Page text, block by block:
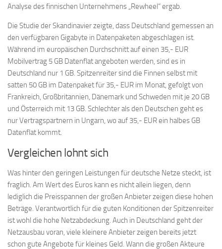
Analyse des finnischen Unternehmens „Rewheel“ ergab.
Die Studie der Skandinavier zeigte, dass Deutschland gemessen an
den verfügbaren Gigabyte in Datenpaketen abgeschlagen ist.
Während im europäischen Durchschnitt auf einen 35,- EUR
Mobilvertrag 5 GB Datenflat angeboten werden, sind es in
Deutschland nur 1 GB. Spitzenreiter sind die Finnen selbst mit
satten 50 GB im Datenpaket für 35,- EUR im Monat, gefolgt von
Frankreich, Großbritannien, Dänemark und Schweden mit je 20 GB
und Österreich mit 13 GB. Schlechter als den Deutschen geht es
nur Vertragspartnern in Ungarn, wo auf 35,- EUR ein halbes GB
Datenflat kommt.
Vergleichen lohnt sich
Was hinter den geringen Leistungen für deutsche Netze steckt, ist
fraglich. Am Wert des Euros kann es nicht allein liegen, denn
lediglich die Preisspannen der großen Anbieter zeigen diese hohen
Beträge. Verantwortlich für die guten Konditionen der Spitzenreiter
ist wohl die hohe Netzabdeckung. Auch in Deutschland geht der
Netzausbau voran, viele kleinere Anbieter zeigen bereits jetzt
schon gute Angebote für kleines Geld. Wann die großen Akteure